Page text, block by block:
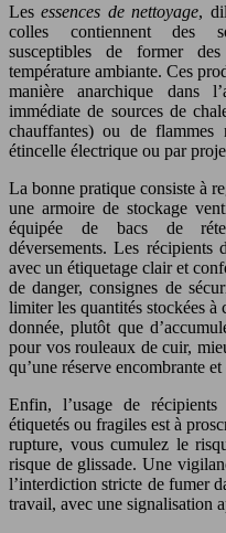
Lesessences de nettoyage,
colles contiennent des
susceptibles de former
température ambiante. Ces
manière anarchique dans
immédiate de sources de
chauffantes) ou de flammes
étincelle électrique ou par
La bonne pratique consiste à
une armoire de stockage
équipée de bacs de
déversements. Les récipients
avec un étiquetage clair et
de danger, consignes de
limiter les quantités stockées à
donnée, plutôt que
pour vos rouleaux de cuir,
qu’une réserve encombrante et
Enfin, l’usage de
étiquetés ou fragiles est à
rupture, vous cumulez le
risque de glissade. Une
l’interdiction stricte de fumer
travail, avec une signalisation